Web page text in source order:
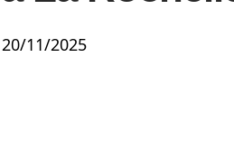
20/11/2025